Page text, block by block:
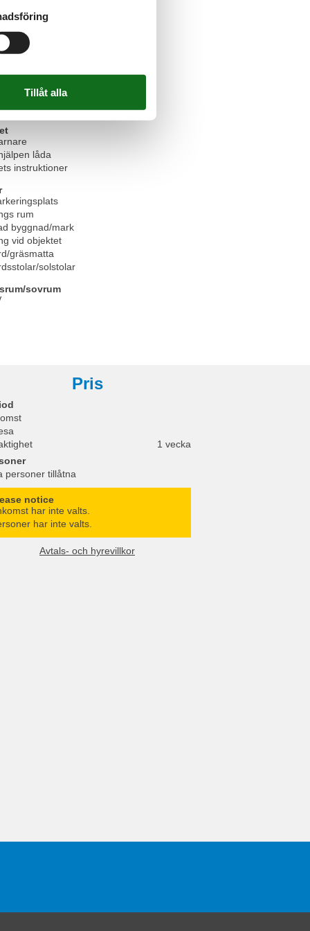
inkl.
inkl.
låda
instruktioner
rum
byggnad/mark
vid objektet
gräsmatta
solstolar
sovrum
Pris
1 vecka
personer tillåtna
notice
har inte valts.
har inte valts.
Avtals- och hyrevillkor